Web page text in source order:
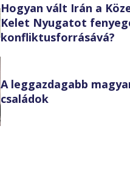
Hogyan vált Irán a
Kelet Nyugatot
konfliktusforrásává?
A leggazdagabb
családok